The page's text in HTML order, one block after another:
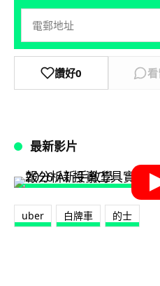
讚好0
最新影片
uber 白牌車 的士